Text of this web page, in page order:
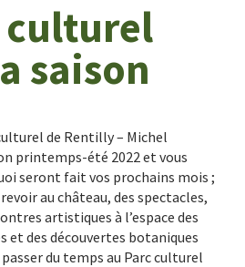
culturel
saison
de Rentilly – Michel
printemps-été 2022 et vous
seront fait vos prochains mois ;
au château, des spectacles,
artistiques à l’espace des
et des découvertes botaniques
du temps au Parc culturel